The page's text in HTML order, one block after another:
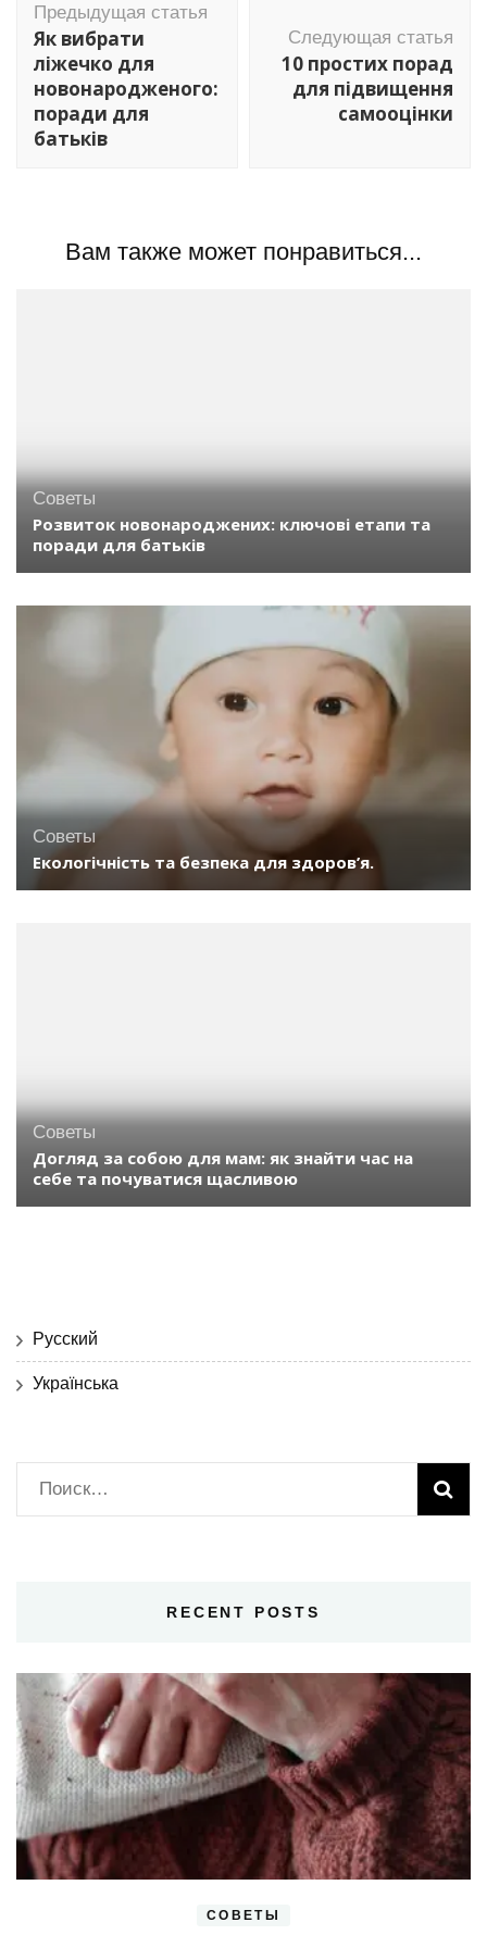
по
записям
Предыдущая статья
Як вибрати
ліжечко для
новонародженого:
поради для
батьків
Следующая статья
10 простих порад
для підвищення
самооцінки
Вам также может понравиться...
Советы
Розвиток новонароджених: ключові етапи та
поради для батьків
Советы
Екологічність та безпека для здоров’я.
Советы
Догляд за собою для мам: як знайти час на
себе та почуватися щасливою
Русский
Українська
Найти:
RECENT POSTS
СОВЕТЫ